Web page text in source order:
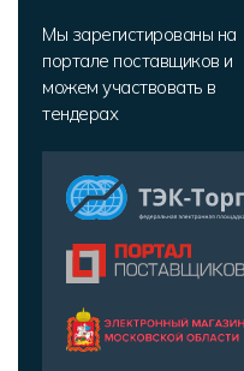
Мы зарегистированы на
портале поставщиков и
можем участвовать в
тендерах